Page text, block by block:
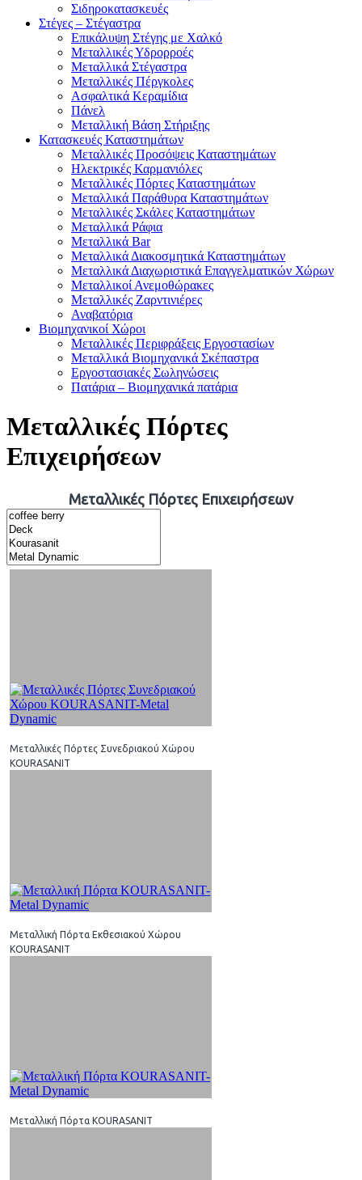
Σιδηροκατασκευές
Στέγες – Στέγαστρα
Επικάλυψη Στέγης με Χαλκό
Μεταλλικές Υδρορροές
Μεταλλικά Στέγαστρα
Μεταλλικές Πέργκολες
Ασφαλτικά Κεραμίδια
Πάνελ
Μεταλλική Βάση Στήριξης
Κατασκευές Καταστημάτων
Μεταλλικές Προσόψεις Καταστημάτων
Ηλεκτρικές Καρμανιόλες
Μεταλλικές Πόρτες Καταστημάτων
Μεταλλικά Παράθυρα Καταστημάτων
Μεταλλικές Σκάλες Καταστημάτων
Μεταλλικά Ράφια
Μεταλλικά Bar
Μεταλλικά Διακοσμητικά Καταστημάτων
Μεταλλικά Διαχωριστικά Επαγγελματικών Χώρων
Μεταλλικοί Ανεμοθώρακες
Μεταλλικές Ζαρντινιέρες
Αναβατόρια
Βιομηχανικοί Χώροι
Μεταλλικές Περιφράξεις Εργοστασίων
Μεταλλικά Βιομηχανικά Σκέπαστρα
Εργοστασιακές Σωληνώσεις
Πατάρια – Βιομηχανικά πατάρια
Μεταλλικές Πόρτες
Επιχειρήσεων
Μεταλλικές Πόρτες Επιχειρήσεων
Μεταλλικές Πόρτες Συνεδριακού Χώρου
KOURASANIT
Μεταλλική Πόρτα Εκθεσιακού Χώρου
KOURASANIT
Μεταλλική Πόρτα KOURASANIT